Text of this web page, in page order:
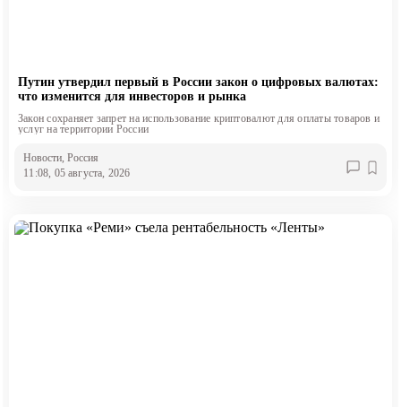
Путин утвердил первый в России закон о цифровых валютах:
что изменится для инвесторов и рынка
Закон сохраняет запрет на использование криптовалют для оплаты товаров и
услуг на территории России
Новости , Россия
11:08, 05 августа, 2026